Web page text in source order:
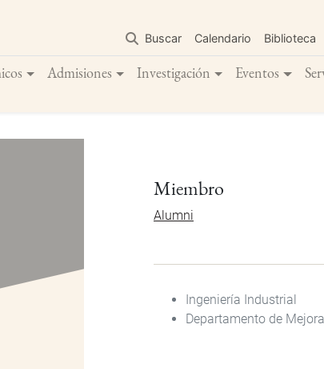
contenido
principal
Buscar Calendario Biblioteca
Admisiones Investigación Eventos
Miembro
Alumni
Ingeniería Industrial
Departamento de